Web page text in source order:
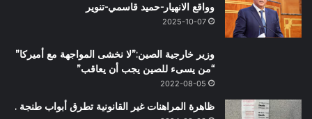
وواقع الانهيار-حميد قاسمي-تنوير
2025-10-07
وزير خارجية الصين:”لا نخشى المواجهة مع أميركا”
“من يسىء للصين يجب أن يعاقب”
2022-08-05
ظاهرة المراهنات غير القانونية تطرق أبواب طنجة .